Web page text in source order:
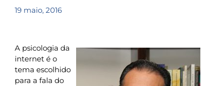
19 maio, 2016
A psicologia da
internet é o
tema escolhido
para a fala do